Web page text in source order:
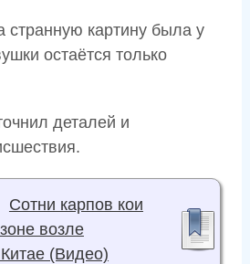
странную картину была у
остаётся только
деталей и
Сотни карпов кои
возле
(Видео)